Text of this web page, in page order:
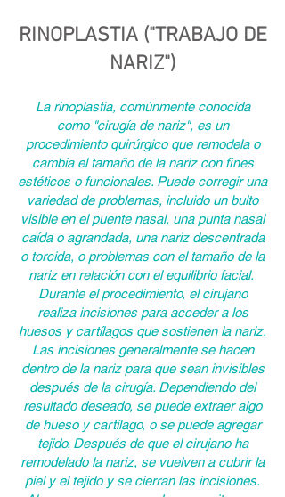
RINOPLASTIA ("TRABAJO DE
NARIZ")
La rinoplastia, comúnmente conocida
como "cirugía de nariz", es un
procedimiento quirúrgico que remodela o
cambia el tamaño de la nariz con fines
estéticos o funcionales. Puede corregir una
variedad de problemas, incluido un bulto
visible en el puente nasal, una punta nasal
caída o agrandada, una nariz descentrada
o torcida, o problemas con el tamaño de la
nariz en relación con el equilibrio facial.
Durante el procedimiento, el cirujano
realiza incisiones para acceder a los
huesos y cartílagos que sostienen la nariz.
Las incisiones generalmente se hacen
dentro de la nariz para que sean invisibles
después de la cirugía. Dependiendo del
resultado deseado, se puede extraer algo
de hueso y cartílago, o se puede agregar
tejido. Después de que el cirujano ha
remodelado la nariz, se vuelven a cubrir la
piel y el tejido y se cierran las incisiones.